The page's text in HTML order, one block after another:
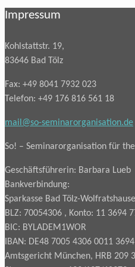
Impressum
Kohlstattstr. 19,
83646 Bad Tölz
Fax: +49 8041 7932 023
Telefon: +49 176 816 561 18
mail@so-seminarorganisation.de
So! – Seminarorganisation für
Geschäftsführerin: Barbara Lueb
Bankverbindung:
Sparkasse Bad Tölz-
BLZ: 70054306 , Konto: 11 3694
BIC: BYLADEM1WOR
IBAN: DE48 7005 4306 0011
Amtsgericht München, HRB 209